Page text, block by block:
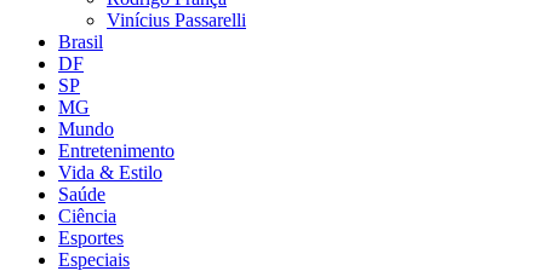
Vinícius Passarelli
Brasil
DF
SP
MG
Mundo
Entretenimento
Vida & Estilo
Saúde
Ciência
Esportes
Especiais